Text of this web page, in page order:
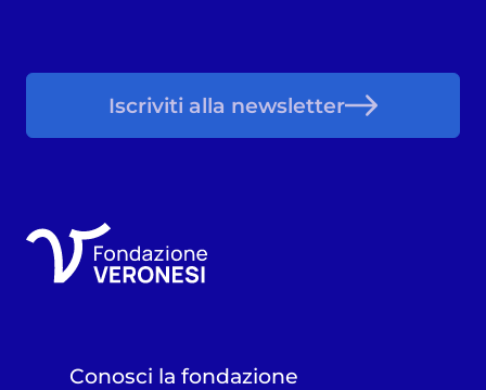
Iscriviti alla newsletter
Conosci la fondazione